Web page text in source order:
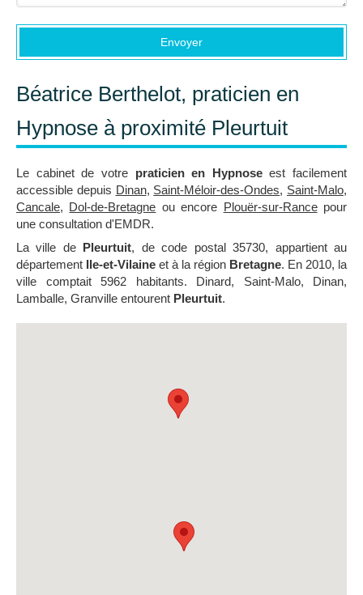
Envoyer
Béatrice Berthelot, praticien en
Hypnose à proximité Pleurtuit
Le cabinet de votre praticien en Hypnoseest facilement
accessible depuis Dinan, Saint-Méloir-des-Ondes, Saint-Malo,
Cancale, Dol-de-Bretagne ou encore Plouër-sur-Rancepour
une consultation d'EMDR.
La ville de Pleurtuit, de code postal 35730, appartient au
département Ile-et-Vilaine et à la région Bretagne. En 2010, la
ville comptait 5962 habitants. Dinard, Saint-Malo, Dinan,
Lamballe, Granville entourent Pleurtuit.